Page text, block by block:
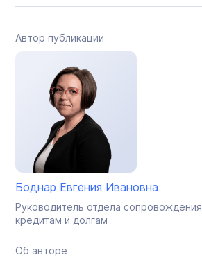
Автор публикации
Боднар Евгения Ивановна
Руководитель отдела
кредитам и долгам
Об авторе